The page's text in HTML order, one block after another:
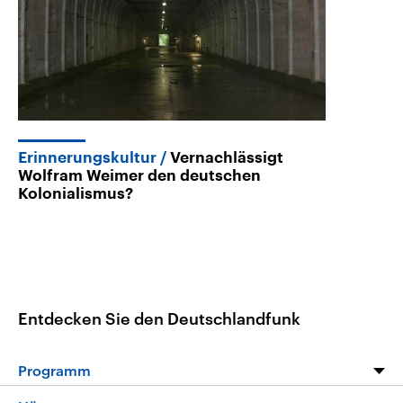
Erinnerungskultur
Vernachlässigt
Wolfram Weimer den deutschen
Kolonialismus?
Entdecken Sie den Deutschlandfunk
Programm